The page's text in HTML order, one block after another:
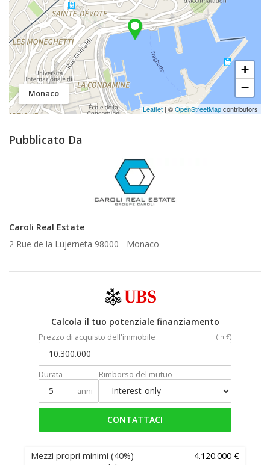
Monaco
+
−
Leaflet | ©OpenStreetMapcontributors
Pubblicato Da
Caroli Real Estate
2 Rue de la Lüjerneta 98000 - Monaco
Calcola il tuo potenziale finanziamento
Prezzo di acquisto dell'immobile (In €)
Durata
anni
Rimborso del mutuo
CONTATTACI
Mezzi propri minimi (40%)
4.120.000 €